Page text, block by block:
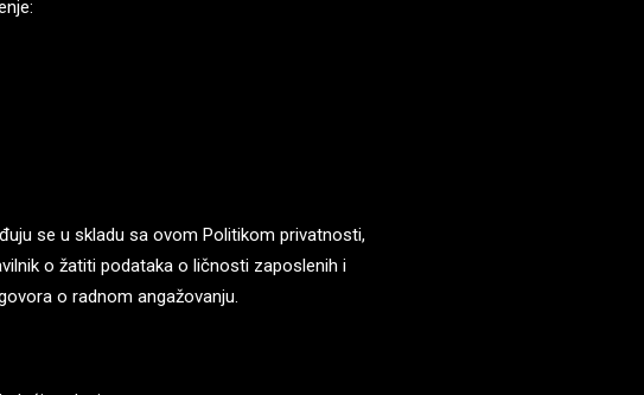
se u skladu sa ovom Politikom privatnosti,
o žatiti podataka o ličnosti zaposlenih i
o radnom angažovanju.